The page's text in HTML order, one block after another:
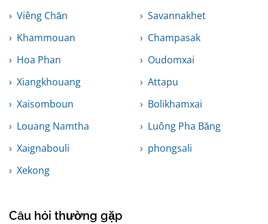
Viêng Chăn
Savannakhet
Khammouan
Champasak
Hoa Phan
Oudomxai
Xiangkhouang
Attapu
Xaisomboun
Bolikhamxai
Louang Namtha
Luông Pha Băng
Xaignabouli
phongsali
Xekong
Câu hỏi thường gặp